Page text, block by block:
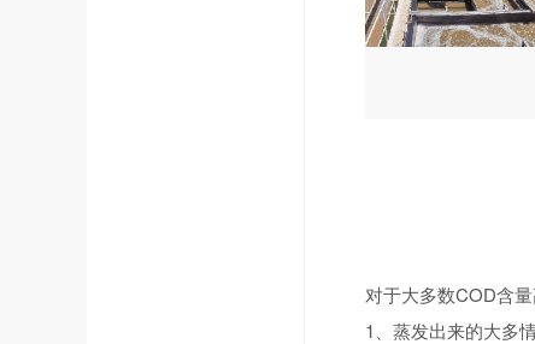
对于大多数COD含
1、蒸发出来的大多